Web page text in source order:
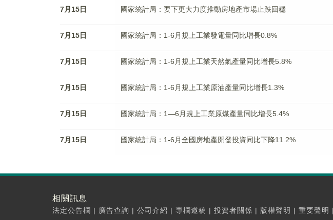
7月15日 國家統計局：要下更大力度推動房地產市場止跌回穩
7月15日 國家統計局：1-6月規上工業發電量同比增長0.8%
7月15日 國家統計局：1-6月規上工業天然氣產量同比增長5.8%
7月15日 國家統計局：1-6月規上工業原油產量同比增長1.3%
7月15日 國家統計局：1—6月規上工業原煤產量同比增長5.4%
7月15日 國家統計局：1-6月全國房地產開發投資同比下降11.2%
相關訊息
法定公告欄 | 廣告查詢 | 公司介紹 | 專欄邀稿 | 投資者關係 | 版權聲明 | 重要聲明 |